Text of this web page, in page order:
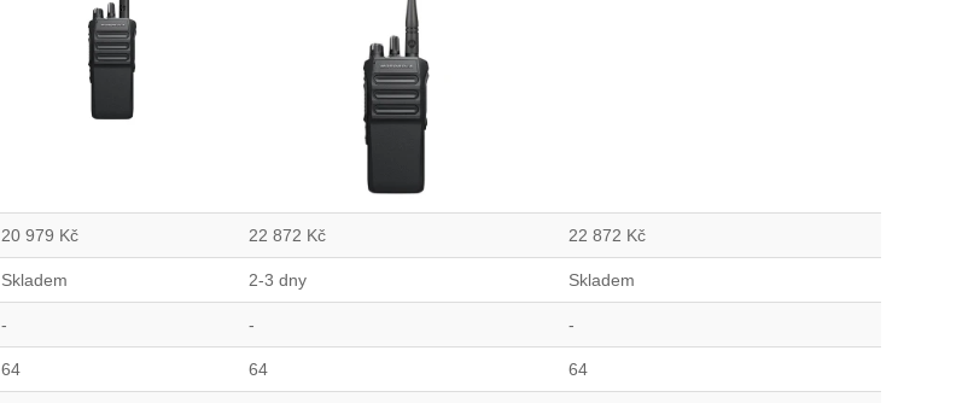
20 979 Kč 22 872 Kč 22 872 Kč
Skladem 2-3 dny Skladem
- - -
64 64 64